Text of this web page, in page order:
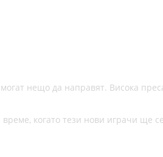
нещо да направят. Висока
когато тези нови играчи ще